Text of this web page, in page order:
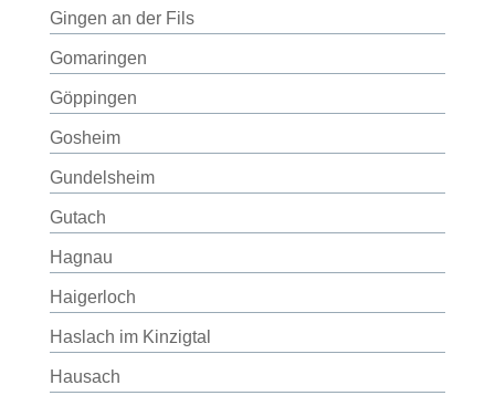
Gingen an der Fils
Gomaringen
Göppingen
Gosheim
Gundelsheim
Gutach
Hagnau
Haigerloch
Haslach im Kinzigtal
Hausach